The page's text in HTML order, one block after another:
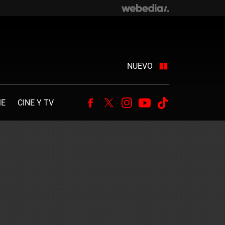
NUEVO
CINE Y TV Facebook
TwitterInstagram
Youtube